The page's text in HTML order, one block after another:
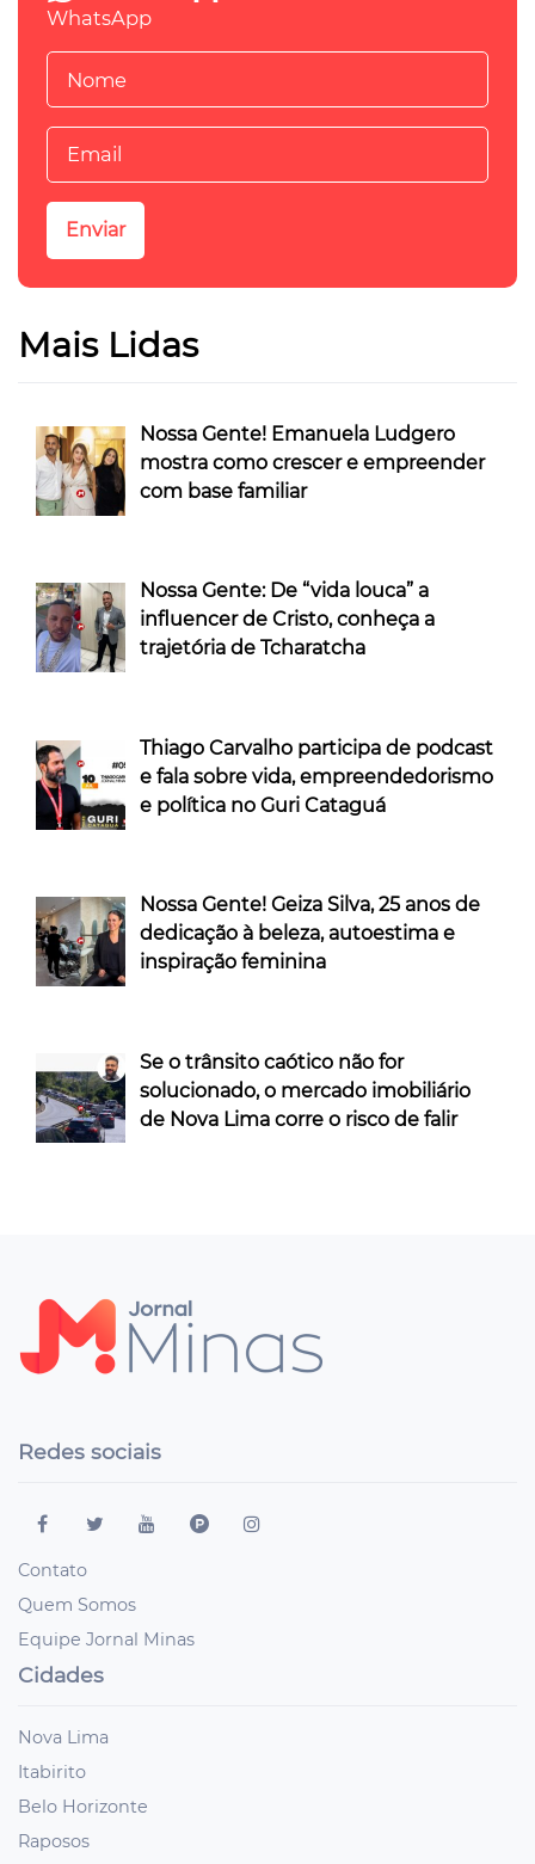
WhatsApp
Mais Lidas
Nossa Gente! Emanuela Ludgero
mostra como crescer e empreender
com base familiar
Nossa Gente: De “vida louca” a
influencer de Cristo, conheça a
trajetória de Tcharatcha
Thiago Carvalho participa de podcast
e fala sobre vida, empreendedorismo
e política no Guri Cataguá
Nossa Gente! Geiza Silva, 25 anos de
dedicação à beleza, autoestima e
inspiração feminina
Se o trânsito caótico não for
solucionado, o mercado imobiliário
de Nova Lima corre o risco de falir
Redes sociais
Contato
Quem Somos
Equipe Jornal Minas
Cidades
Nova Lima
Itabirito
Belo Horizonte
Raposos